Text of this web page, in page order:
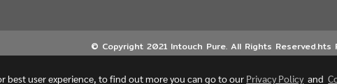
© Copyright 2021 Intouch Pure. All Rights Reserved.hts
best user experience, to find out more you can go to our Privacy Policy and